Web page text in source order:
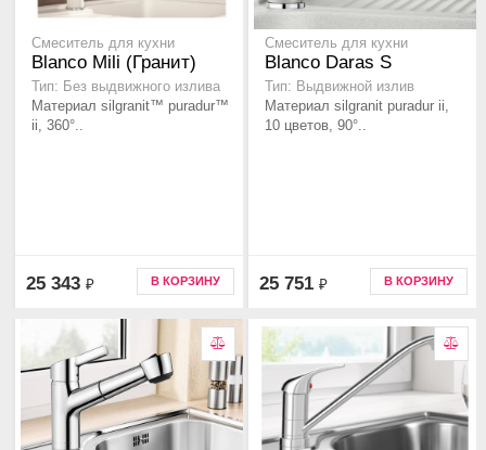
Смеситель для кухни
Blanco Mili (Гранит)
Тип: Без выдвижного излива
Материал silgranit™ puradur™
ii, 360°..
25 343 ₽ В КОРЗИНУ
Смеситель для кухни
Blanco Daras S
Тип: Выдвижной излив
Материал silgranit puradur ii,
10 цветов, 90°..
25 751 ₽ В КОРЗИНУ